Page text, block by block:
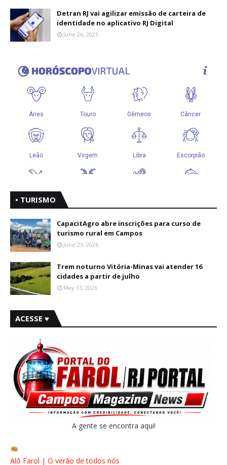
Detran RJ vai agilizar emissão de carteira de
identidade no aplicativo RJ Digital
June 26, 2025
• TURISMO
CapacitAgro abre inscrições para curso de
turismo rural em Campos
June 23, 2026
Trem noturno Vitória-Minas vai atender 16
cidades a partir de julho
May 13, 2026
ACESSE ♥
A gente se encontra aqui!
Alô Farol | O verão de todos nós